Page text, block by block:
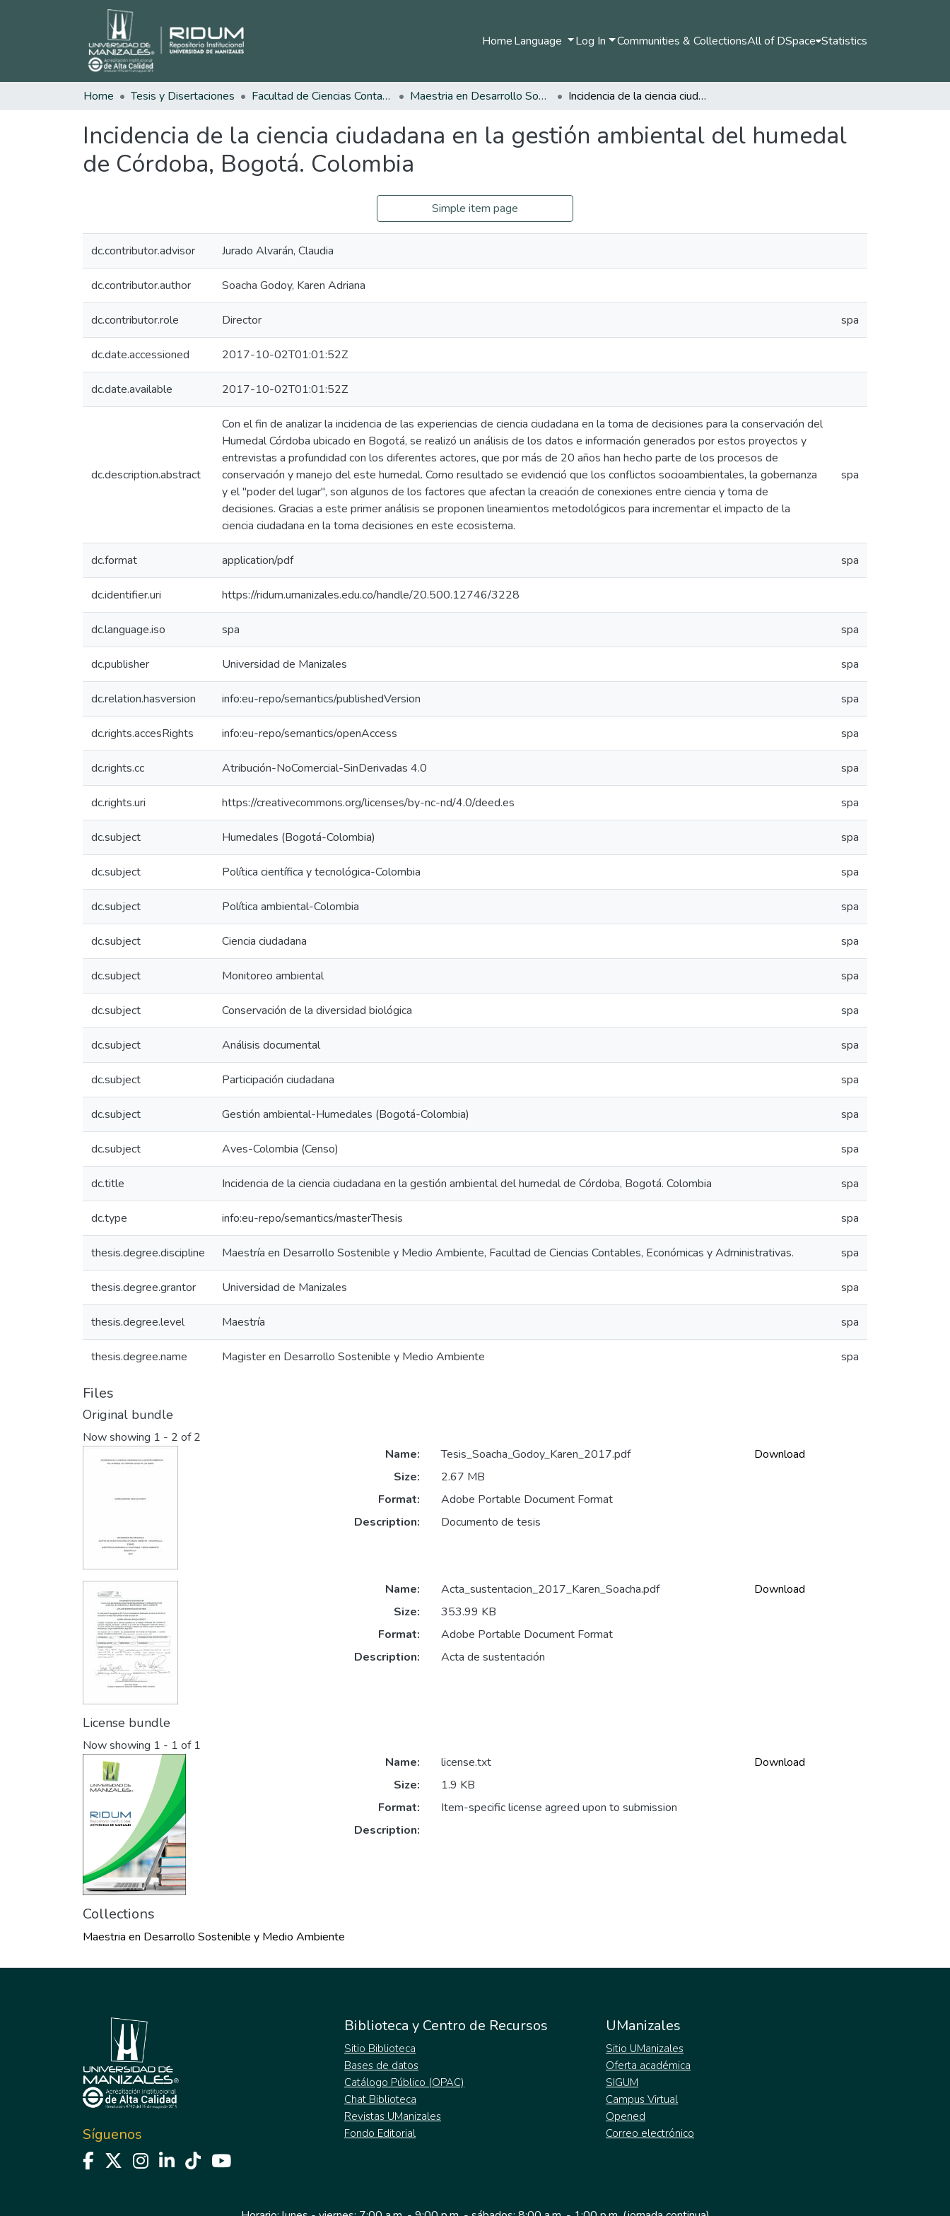
HomeLanguage Log In Communities & CollectionsAll of DSpace Statistics
Home Tesis y Disertaciones Facultad de Ciencias Contables Económicas y Administrativas Maestria en Desarrollo Sostenible y Medio Ambiente Incidencia de la ciencia ciudadana en la gestión ambiental del humedal de Córdoba, Bogotá. Colombia
Incidencia de la ciencia ciudadana en la gestión ambiental del humedal
de Córdoba, Bogotá. Colombia
Simple item page
dc.contributor.advisor Jurado Alvarán, Claudia
dc.contributor.author Soacha Godoy, Karen Adriana
dc.contributor.role Director spa
dc.date.accessioned 2017-10-02T01:01:52Z
dc.date.available 2017-10-02T01:01:52Z
dc.description.abstract
Con el fin de analizar la incidencia de las experiencias de ciencia ciudadana en la toma de decisiones para la conservación del
Humedal Córdoba ubicado en Bogotá, se realizó un análisis de los datos e información generados por estos proyectos y
entrevistas a profundidad con los diferentes actores, que por más de 20 años han hecho parte de los procesos de
conservación y manejo del este humedal. Como resultado se evidenció que los conflictos socioambientales, la gobernanza
y el "poder del lugar", son algunos de los factores que afectan la creación de conexiones entre ciencia y toma de
decisiones. Gracias a este primer análisis se proponen lineamientos metodológicos para incrementar el impacto de la
ciencia ciudadana en la toma decisiones en este ecosistema.
spa
dc.format application/pdf spa
dc.identifier.uri https://ridum.umanizales.edu.co/handle/20.500.12746/3228
dc.language.iso spa spa
dc.publisher Universidad de Manizales spa
dc.relation.hasversion info:eu-repo/semantics/publishedVersion spa
dc.rights.accesRights info:eu-repo/semantics/openAccess spa
dc.rights.cc Atribución-NoComercial-SinDerivadas 4.0 spa
dc.rights.uri https://creativecommons.org/licenses/by-nc-nd/4.0/deed.es spa
dc.subject Humedales (Bogotá-Colombia) spa
dc.subject Política científica y tecnológica-Colombia spa
dc.subject Política ambiental-Colombia spa
dc.subject Ciencia ciudadana spa
dc.subject Monitoreo ambiental spa
dc.subject Conservación de la diversidad biológica spa
dc.subject Análisis documental spa
dc.subject Participación ciudadana spa
dc.subject Gestión ambiental-Humedales (Bogotá-Colombia) spa
dc.subject Aves-Colombia (Censo) spa
dc.title Incidencia de la ciencia ciudadana en la gestión ambiental del humedal de Córdoba, Bogotá. Colombia spa
dc.type info:eu-repo/semantics/masterThesis spa
thesis.degree.discipline Maestría en Desarrollo Sostenible y Medio Ambiente, Facultad de Ciencias Contables, Económicas y Administrativas. spa
thesis.degree.grantor Universidad de Manizales spa
thesis.degree.level Maestría spa
thesis.degree.name Magister en Desarrollo Sostenible y Medio Ambiente spa
Files
Original bundle
Now showing 1 - 2 of 2
Name:
Tesis_Soacha_Godoy_Karen_2017.pdf
Size:
2.67 MB
Format:
Adobe Portable Document Format
Description:
Documento de tesis
Download
Name:
Acta_sustentacion_2017_Karen_Soacha.pdf
Size:
353.99 KB
Format:
Adobe Portable Document Format
Description:
Acta de sustentación
Download
License bundle
Now showing 1 - 1 of 1
Name:
license.txt
Size:
1.9 KB
Format:
Item-specific license agreed upon to submission
Description:
Download
Collections
Maestria en Desarrollo Sostenible y Medio Ambiente
Síguenos
Biblioteca y Centro de Recursos
Sitio Biblioteca
Bases de datos
Catálogo Público (OPAC)
Chat Biblioteca
Revistas UManizales
Fondo Editorial
UManizales
Sitio UManizales
Oferta académica
SIGUM
Campus Virtual
Opened
Correo electrónico